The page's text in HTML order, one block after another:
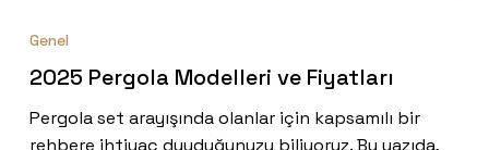
ve
Fiyatları
Genel
2025 Pergola Modelleri ve Fiyatları
Pergola set arayışında olanlar için kapsamılı bir
rehbere ihtiyaç duyduğunuzu biliyoruz. Bu yazıda,